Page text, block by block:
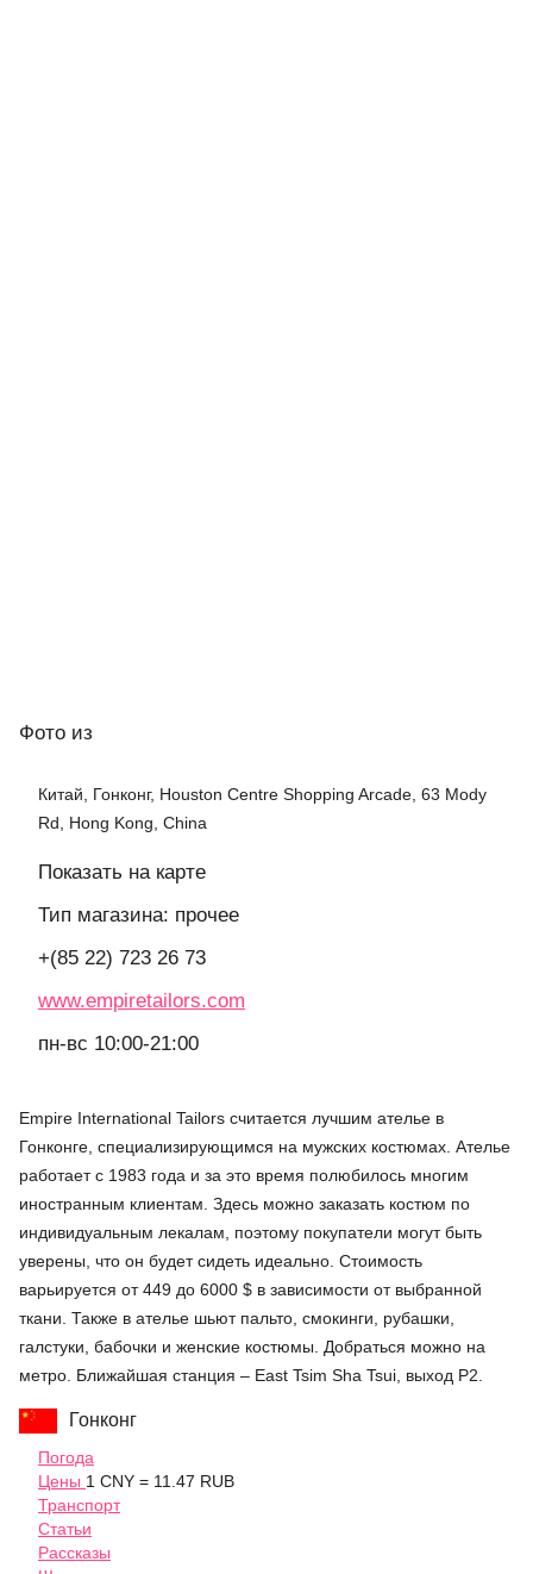
Фото из
Китай, Гонконг, Houston Centre Shopping Arcade, 63 Mody
Rd, Hong Kong, China
Показать на карте
Тип магазина: прочее
+(85 22) 723 26 73
www.empiretailors.com
пн-вс 10:00-21:00
Empire International Tailors считается лучшим ателье в
Гонконге, специализирующимся на мужских костюмах. Ателье
работает с 1983 года и за это время полюбилось многим
иностранным клиентам. Здесь можно заказать костюм по
индивидуальным лекалам, поэтому покупатели могут быть
уверены, что он будет сидеть идеально. Стоимость
варьируется от 449 до 6000 $ в зависимости от выбранной
ткани. Также в ателье шьют пальто, смокинги, рубашки,
галстуки, бабочки и женские костюмы. Добраться можно на
метро. Ближайшая станция – East Tsim Sha Tsui, выход P2.
Гонконг
Погода
Цены 1 CNY = 11.47 RUB
Транспорт
Статьи
Рассказы